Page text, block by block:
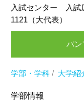
入試センター 入試
1121（大代表）
パン
学部・学科 / 大学紹
学部情報